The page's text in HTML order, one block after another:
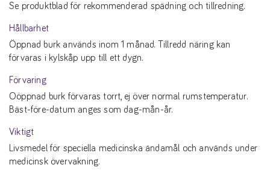
Se produktblad för rekommenderad spädning och tillredning.
Hållbarhet
Öppnad burk används inom 1 månad. Tillredd näring kan
förvaras i kylskåp upp till ett dygn.
Förvaring
Oöppnad burk förvaras torrt, ej över normal rumstemperatur.
Bäst-före-datum anges som dag-mån-år.
Viktigt
Livsmedel för speciella medicinska ändamål och används under
medicinsk övervakning.